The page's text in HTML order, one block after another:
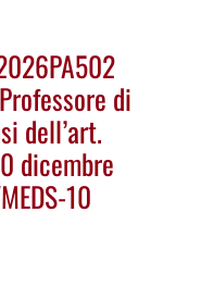
di
dell’art.
dicembre
10